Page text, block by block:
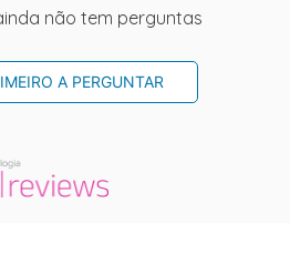
não tem perguntas
A PERGUNTAR